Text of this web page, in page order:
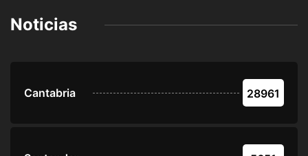
Noticias
Cantabria 28961